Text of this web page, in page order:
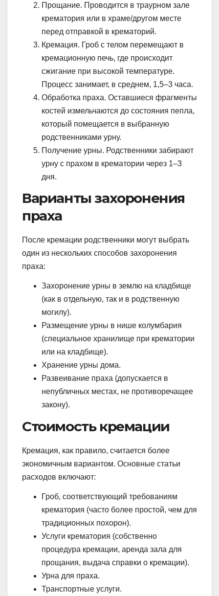
Прощание. Проводится в траурном зале
крематория или в храме/другом месте
перед отправкой в крематорий.
Кремация. Гроб с телом перемещают в
кремационную печь, где происходит
сжигание при высокой температуре.
Процесс занимает, в среднем, 1,5–3 часа.
Обработка праха. Оставшиеся фрагменты
костей измельчаются до состояния пепла,
который помещается в выбранную
родственниками урну.
Получение урны. Родственники забирают
урну с прахом в крематории через 1–3
дня.
Варианты захоронения
праха
После кремации родственники могут выбрать
один из нескольких способов захоронения
праха:
Захоронение урны в землю на кладбище
(как в отдельную, так и в родственную
могилу).
Размещение урны в нише колумбария
(специальное хранилище при крематории
или на кладбище).
Хранение урны дома.
Развеивание праха (допускается в
непубличных местах, не противоречащее
закону).
Стоимость кремации
Кремация, как правило, считается более
экономичным вариантом. Основные статьи
расходов включают:
Гроб, соответствующий требованиям
крематория (часто более простой, чем для
традиционных похорон).
Услуги крематория (собственно
процедура кремации, аренда зала для
прощания, выдача справки о кремации).
Урна для праха.
Транспортные услуги.